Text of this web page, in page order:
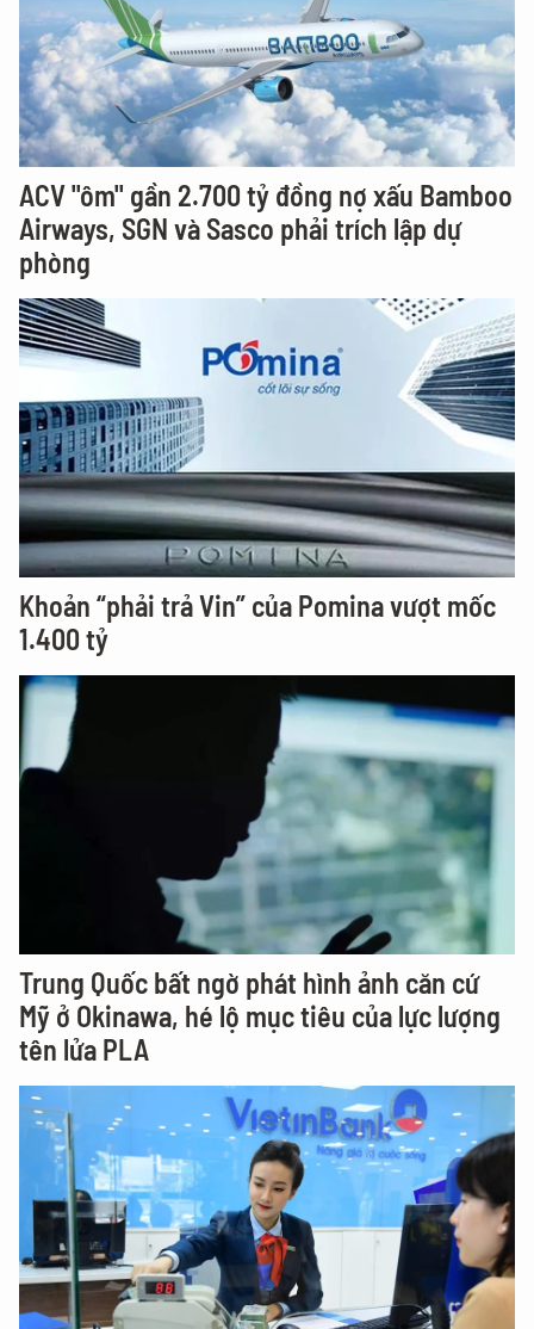
ACV "ôm" gần 2.700 tỷ đồng nợ xấu Bamboo
Airways, SGN và Sasco phải trích lập dự
phòng
Khoản “phải trả Vin” của Pomina vượt mốc
1.400 tỷ
Trung Quốc bất ngờ phát hình ảnh căn cứ
Mỹ ở Okinawa, hé lộ mục tiêu của lực lượng
tên lửa PLA